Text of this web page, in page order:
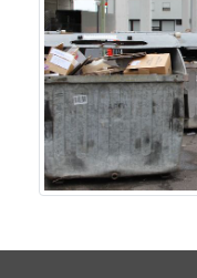
Previous